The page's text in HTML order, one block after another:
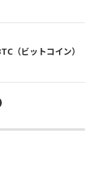
（ビットコイン）